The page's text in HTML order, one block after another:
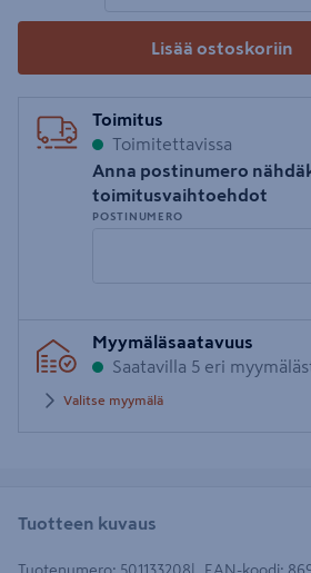
Lisää ostoskoriin
Toimitus
Toimitettavissa
Anna postinumero
toimitusvaihtoehdot
POSTINUMERO
postinumero
Myymäläsaatavuus
Saatavilla 5 eri
Valitse myymälä
Tuotteen kuvaus
Tuotenumero: 501133208 EAN-koodi: